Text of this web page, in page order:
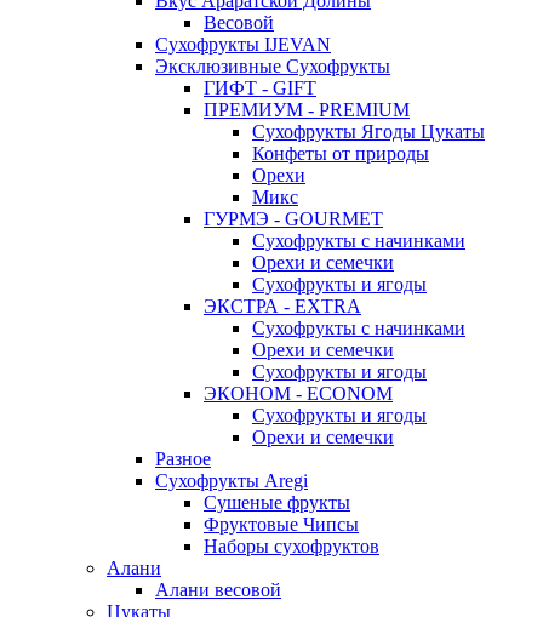
Весовой
Сухофрукты IJEVAN
Эксклюзивные Сухофрукты
ГИФТ - GIFT
ПРЕМИУМ - PREMIUM
Сухофрукты Ягоды Цукаты
Конфеты от природы
Орехи
Микс
ГУРМЭ - GOURMET
Сухофрукты с начинками
Орехи и семечки
Сухофрукты и ягоды
ЭКСТРА - EXTRA
Сухофрукты с начинками
Орехи и семечки
Сухофрукты и ягоды
ЭКОНОМ - ECONOM
Сухофрукты и ягоды
Орехи и семечки
Разное
Сухофрукты Aregi
Сушеные фрукты
Фруктовые Чипсы
Наборы сухофруктов
Алани
Алани весовой
Цукаты